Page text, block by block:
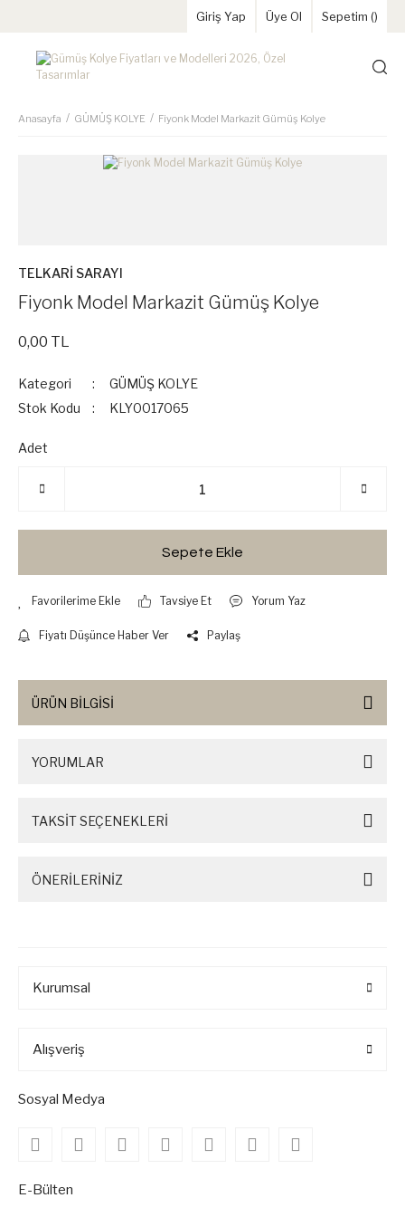
Giriş Yap Üye Ol Sepetim ()
Anasayfa GÜMÜŞ KOLYE Fiyonk Model Markazit Gümüş Kolye
TELKARİ SARAYI
Fiyonk Model Markazit Gümüş Kolye
0,00 TL
Kategori
GÜMÜŞ KOLYE
Stok Kodu
KLY0017065
Adet
Sepete Ekle
Tavsiye Et Yorum Yaz
Fiyatı Düşünce Haber Ver Paylaş
ÜRÜN BİLGİSİ
YORUMLAR
TAKSİT SEÇENEKLERİ
ÖNERİLERİNİZ
Kurumsal
Alışveriş
Sosyal Medya
E-Bülten